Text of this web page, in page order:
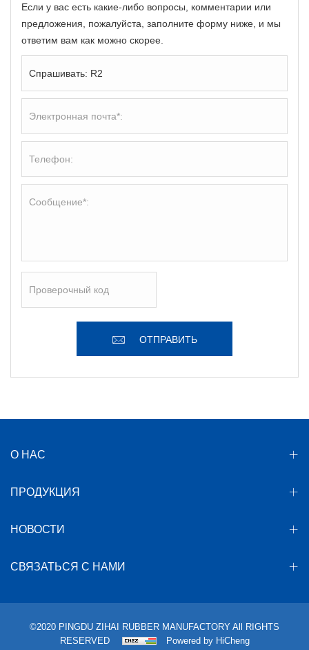
Если у вас есть какие-либо вопросы, комментарии или
предложения, пожалуйста, заполните форму ниже, и мы
ответим вам как можно скорее.
ОТПРАВИТЬ
О НАС
ПРОДУКЦИЯ
НОВОСТИ
СВЯЗАТЬСЯ С НАМИ
©2020 PINGDU ZIHAI RUBBER MANUFACTORY All RIGHTS
RESERVED
Powered by HiCheng